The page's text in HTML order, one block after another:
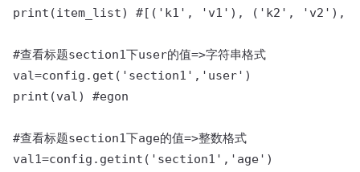
print(item_list) #[('k1', 'v1'), ('k2', 'v2'),
#查看标题section1下user的值=>字符串格式
val=config.get('section1','user')
print(val) #egon
#查看标题section1下age的值=>整数格式
val1=config.getint('section1','age')